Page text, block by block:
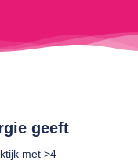
geeft
met >4